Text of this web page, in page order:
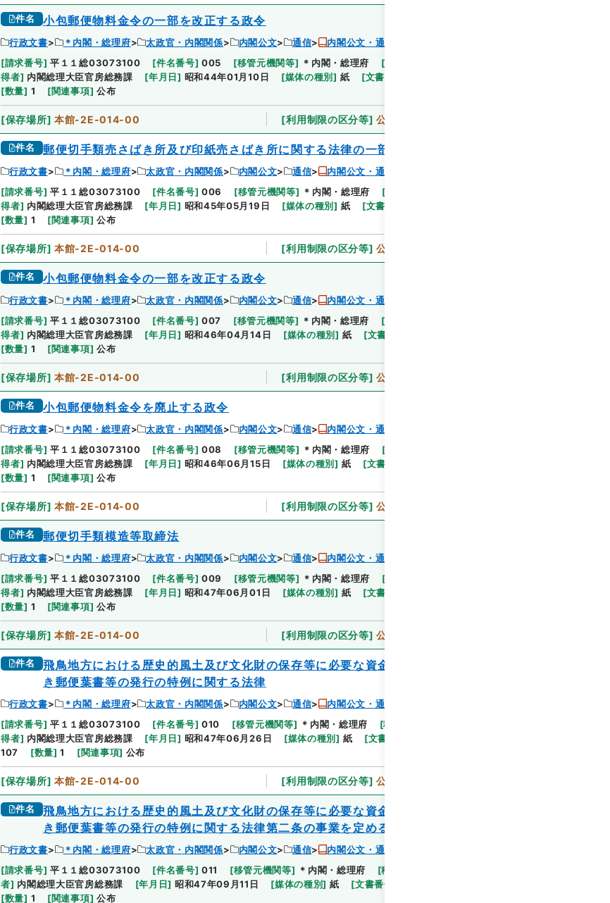
件名 小包郵便物料金令の一部を改正する政令
行政文書 ＊内閣・総理府 太政官・内閣関係 内閣公文 通信
内閣公文・通信・郵便・内外郵便・第２巻
[請求番号] 平１１総03073100 [件名番号] 005 [移管元機関等] ＊内閣・総理府 [
得者] 内閣総理大臣官房総務課 [年月日] 昭和44年01月10日 [媒体の種別] 紙 [文書番号
[数量] 1 [関連事項] 公布
[保存場所] 本館-2E-014-00 [利用制限の区分等] 公開
件名 郵便切手類売さばき所及び印紙売さばき所に関する法律の一部を改正する法律
行政文書 ＊内閣・総理府 太政官・内閣関係 内閣公文 通信
内閣公文・通信・郵便・内外郵便・第２巻
[請求番号] 平１１総03073100 [件名番号] 006 [移管元機関等] ＊内閣・総理府 [
得者] 内閣総理大臣官房総務課 [年月日] 昭和45年05月19日 [媒体の種別] 紙 [文書番号
[数量] 1 [関連事項] 公布
[保存場所] 本館-2E-014-00 [利用制限の区分等] 公開
件名 小包郵便物料金令の一部を改正する政令
行政文書 ＊内閣・総理府 太政官・内閣関係 内閣公文 通信
内閣公文・通信・郵便・内外郵便・第２巻
[請求番号] 平１１総03073100 [件名番号] 007 [移管元機関等] ＊内閣・総理府 [
得者] 内閣総理大臣官房総務課 [年月日] 昭和46年04月14日 [媒体の種別] 紙 [文書番号
[数量] 1 [関連事項] 公布
[保存場所] 本館-2E-014-00 [利用制限の区分等] 公開
件名 小包郵便物料金令を廃止する政令
行政文書 ＊内閣・総理府 太政官・内閣関係 内閣公文 通信
内閣公文・通信・郵便・内外郵便・第２巻
[請求番号] 平１１総03073100 [件名番号] 008 [移管元機関等] ＊内閣・総理府 [
得者] 内閣総理大臣官房総務課 [年月日] 昭和46年06月15日 [媒体の種別] 紙 [文書番号
[数量] 1 [関連事項] 公布
[保存場所] 本館-2E-014-00 [利用制限の区分等] 公開
件名 郵便切手類模造等取締法
行政文書 ＊内閣・総理府 太政官・内閣関係 内閣公文 通信
内閣公文・通信・郵便・内外郵便・第２巻
[請求番号] 平１１総03073100 [件名番号] 009 [移管元機関等] ＊内閣・総理府 [
得者] 内閣総理大臣官房総務課 [年月日] 昭和47年06月01日 [媒体の種別] 紙 [文書番号
[数量] 1 [関連事項] 公布
[保存場所] 本館-2E-014-00 [利用制限の区分等] 公開
件名
飛鳥地方における歴史的風土及び文化財の保存等に必要な資金に充てるための寄附金つ
き郵便葉書等の発行の特例に関する法律
行政文書 ＊内閣・総理府 太政官・内閣関係 内閣公文 通信
内閣公文・通信・郵便・内外郵便・第２巻
[請求番号] 平１１総03073100 [件名番号] 010 [移管元機関等] ＊内閣・総理府 [移管等年度
得者] 内閣総理大臣官房総務課 [年月日] 昭和47年06月26日 [媒体の種別] 紙 [文書番号
107
[数量] 1 [関連事項] 公布
[保存場所] 本館-2E-014-00 [利用制限の区分等] 公開
件名
飛鳥地方における歴史的風土及び文化財の保存等に必要な資金に充てるための寄附金つ
き郵便葉書等の発行の特例に関する法律第二条の事業を定める政令
行政文書 ＊内閣・総理府 太政官・内閣関係 内閣公文 通信
内閣公文・通信・郵便・内外郵便・第２巻
[請求番号] 平１１総03073100 [件名番号] 011 [移管元機関等] ＊内閣・総理府 [移管等年度
者] 内閣総理大臣官房総務課 [年月日] 昭和47年09月11日 [媒体の種別] 紙 [文書番号
[数量] 1 [関連事項] 公布